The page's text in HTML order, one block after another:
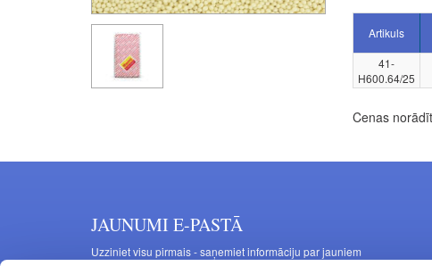
Artikuls
41-
H600.64/25
Cenas
JAUNUMI E-PASTĀ
Uzziniet visu pirmais - saņemiet informāciju par jauniem